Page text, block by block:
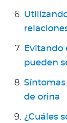
Evitando
pueden
de orina
¿Cuáles